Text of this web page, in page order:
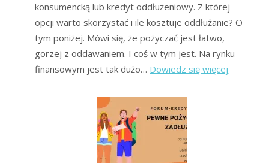
konsumencką lub kredyt oddłużeniowy. Z której
opcji warto skorzystać i ile kosztuje oddłużanie? O
tym poniżej. Mówi się, że pożyczać jest łatwo,
gorzej z oddawaniem. I coś w tym jest. Na rynku
finansowym jest tak dużo… Dowiedz się więcej